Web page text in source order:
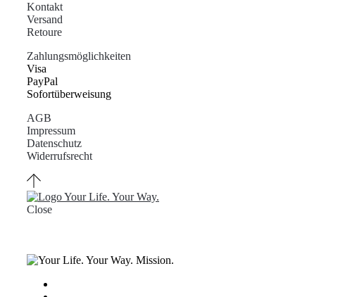
Kontakt
Versand
Retoure
Zahlungsmöglichkeiten
Visa
PayPal
Sofortüberweisung
AGB
Impressum
Datenschutz
Widerrufsrecht
Close